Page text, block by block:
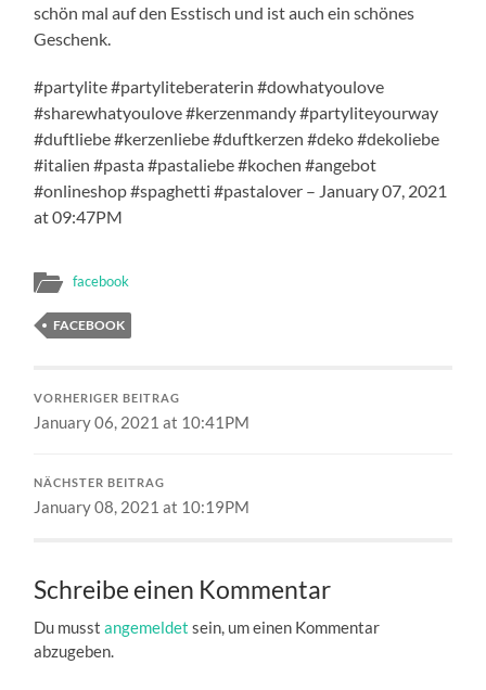
schön mal auf den Esstisch und ist auch ein schönes
Geschenk.
#partylite #partyliteberaterin #dowhatyoulove
#sharewhatyoulove #kerzenmandy #partyliteyourway
#duftliebe #kerzenliebe #duftkerzen #deko #dekoliebe
#italien #pasta #pastaliebe #kochen #angebot
#onlineshop #spaghetti #pastalover – January 07, 2021
at 09:47PM
facebook
FACEBOOK
VORHERIGER BEITRAG
January 06, 2021 at 10:41PM
NÄCHSTER BEITRAG
January 08, 2021 at 10:19PM
Schreibe einen Kommentar
Du musstangemeldet sein, um einen Kommentar
abzugeben.